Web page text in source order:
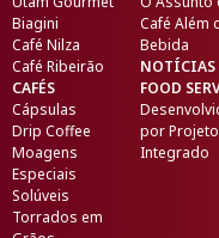
Biagini
Café Nilza
Café Ribeirão
CAFÉS
Cápsulas
Drip Coffee
Moagens
Especiais
Solúveis
Torrados em
Café Além
Bebida
NOTÍCIAS
FOOD
porProjeto
Integrado